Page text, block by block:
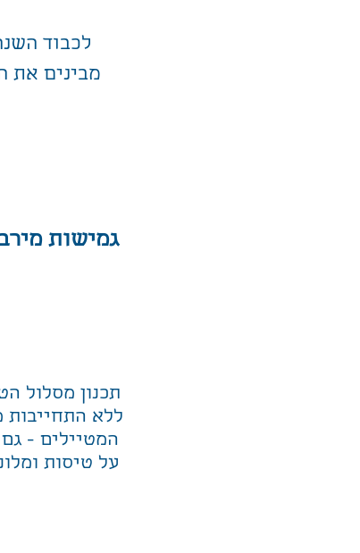
מבינים את
גמישות
תכנון מסלול
ללא התחייבות
המטיילים -
על טיסות